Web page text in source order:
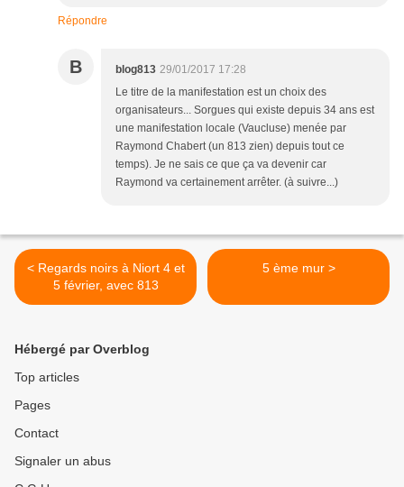
Répondre
B blog813 29/01/2017 17:28
Le titre de la manifestation est un choix des
organisateurs... Sorgues qui existe depuis 34 ans est
une manifestation locale (Vaucluse) menée par
Raymond Chabert (un 813 zien) depuis tout ce
temps). Je ne sais ce que ça va devenir car
Raymond va certainement arrêter. (à suivre...)
< Regards noirs à Niort 4 et
5 février, avec 813
5 ème mur >
Hébergé par Overblog
Top articles
Pages
Contact
Signaler un abus